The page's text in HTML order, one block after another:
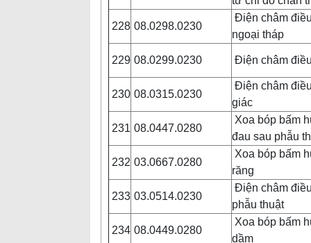
228 08.0298.0230
Điện châm
ngoại tháp
229 08.0299.0230 Điện châm
230 08.0315.0230
Điện châm
giác
231 08.0447.0280
Xoa bóp bấm
đau sau phẫu
232 03.0667.0280
Xoa bóp bấm
răng
233 03.0514.0230
Điện châm
phẫu thuật
234 08.0449.0280
Xoa bóp bấm
dầm